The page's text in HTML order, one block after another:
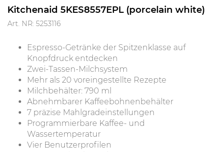
Kitchenaid 5KES8557EPL (porcelain white)
Art. NR: 5253116
Espresso-Getränke der Spitzenklasse auf
Knopfdruck entdecken
Zwei-Tassen-Milchsystem
Mehr als 20 voreingestellte Rezepte
Milchbehälter: 790 ml
Abnehmbarer Kaffeebohnenbehälter
7 präzise Mahlgradeinstellungen
Programmierbare Kaffee- und
Wassertemperatur
Vier Benutzerprofilen